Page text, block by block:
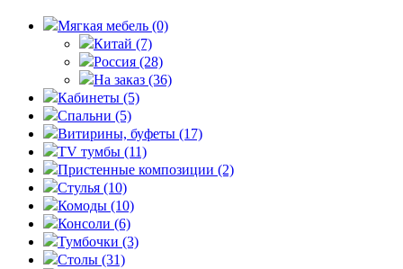
Мягкая мебель (0)
Китай (7)
Россия (28)
На заказ (36)
Кабинеты (5)
Спальни (5)
Витирины, буфеты (17)
TV тумбы (11)
Пристенные композиции (2)
Стулья (10)
Комоды (10)
Консоли (6)
Тумбочки (3)
Столы (31)